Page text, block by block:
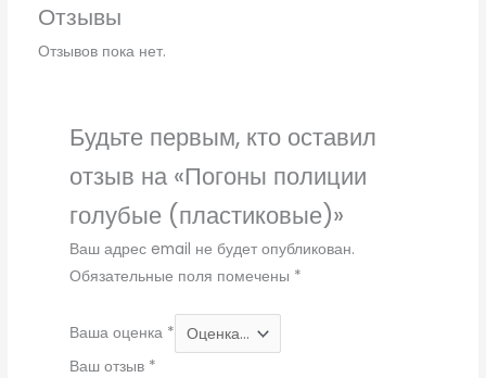
Отзывы
Отзывов пока нет.
Будьте первым, кто оставил
отзыв на «Погоны полиции
голубые (пластиковые)»
Ваш адрес email не будет опубликован.
Обязательные поля помечены *
Ваша оценка *
Ваш отзыв *